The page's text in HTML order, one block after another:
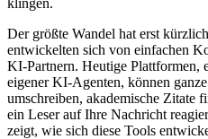
Der größte Wandel hat erst
entwickelten sich von einfachen
KI-Partnern. Heutige Plattformen,
eigener KI-Agenten, können
umschreiben, akademische Zitate
ein Leser auf Ihre Nachricht
zeigt, wie sich diese Tools